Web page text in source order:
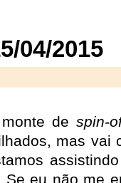
04/2015
de spin-
mas vai
Se eu não me